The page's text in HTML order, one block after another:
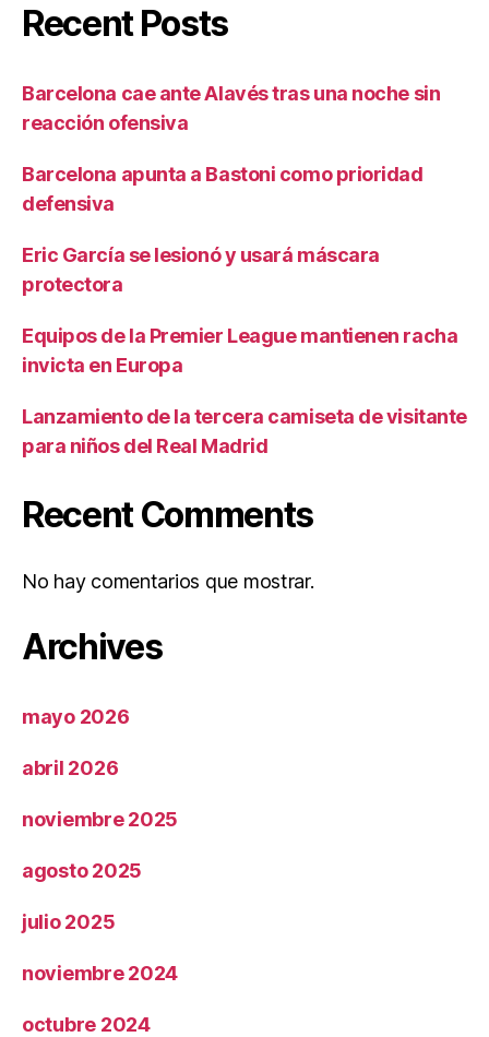
Recent Posts
Barcelona cae ante Alavés tras una noche sin
reacción ofensiva
Barcelona apunta a Bastoni como prioridad
defensiva
Eric García se lesionó y usará máscara
protectora
Equipos de la Premier League mantienen racha
invicta en Europa
Lanzamiento de la tercera camiseta de visitante
para niños del Real Madrid
Recent Comments
No hay comentarios que mostrar.
Archives
mayo 2026
abril 2026
noviembre 2025
agosto 2025
julio 2025
noviembre 2024
octubre 2024